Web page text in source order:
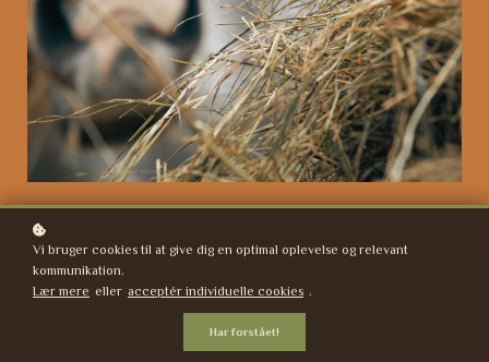
Vi bruger cookies til at give dig en optimal oplevelse og relevant
kommunikation.
Lær mere eller acceptér individuelle cookies .
Har forstået!